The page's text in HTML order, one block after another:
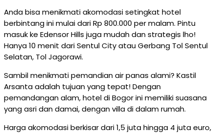
Anda bisa menikmati akomodasi setingkat hotel
berbintang ini mulai dari Rp 800.000 per malam. Pintu
masuk ke Edensor Hills juga mudah dan strategis lho!
Hanya 10 menit dari Sentul City atau Gerbang Tol Sentul
Selatan, Tol Jagorawi.
Sambil menikmati pemandian air panas alami? Kastil
Arsanta adalah tujuan yang tepat! Dengan
pemandangan alam, hotel di Bogor ini memiliki suasana
yang asri dan damai, dengan villa di dalam rumah.
Harga akomodasi berkisar dari 1,5 juta hingga 4 juta euro,